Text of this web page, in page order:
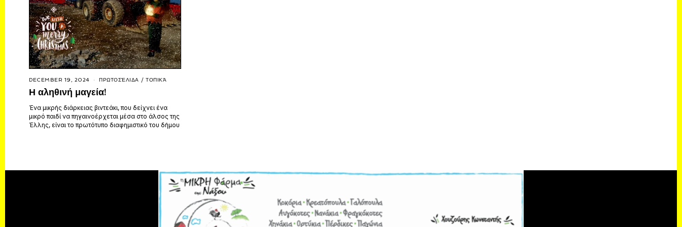
DECEMBER 19, 2024 ΠΡΩΤΟΣΈΛΙΔΑ / ΤΟΠΙΚΆ
Η αληθινή μαγεία!
Ένα μικρής διάρκειας βιντεάκι, που δείχνει ένα
μικρό παιδί να πηγαινοέρχεται μέσα στο άλσος της
Έλλης, είναι το πρωτότυπο διαφημιστικό του δήμου